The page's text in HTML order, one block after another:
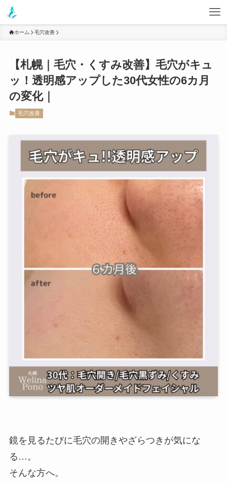
ホーム 毛穴改善
【札幌｜毛穴・くすみ改善】毛穴がキュ
ッ！透明感アップした30代女性の6カ月
の変化｜
毛穴改善
鏡を見るたびに毛穴の開きやざらつきが気にな
る…。
そんな方へ。